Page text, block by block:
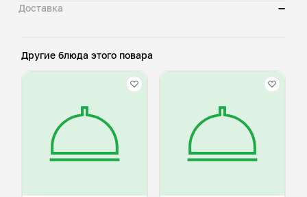
Доставка —
Другие блюда этого повара